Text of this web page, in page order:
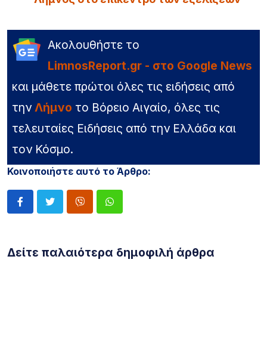
Ακολουθήστε το
LimnosReport.gr - στο Google News
και μάθετε πρώτοι όλες τις ειδήσεις από
την Λήμνο το Βόρειο Αιγαίο, όλες τις
τελευταίες Ειδήσεις από την Ελλάδα και
τον Κόσμο.
Κοινοποιήστε αυτό το Άρθρο:
Δείτε παλαιότερα δημοφιλή άρθρα